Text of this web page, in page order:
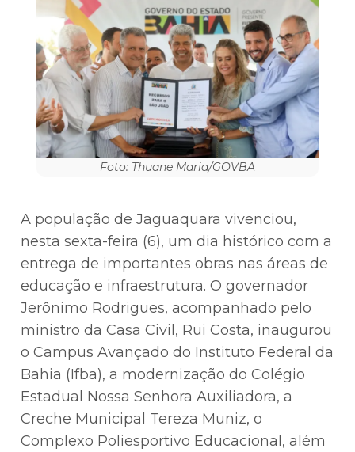
Foto: Thuane Maria/GOVBA
A população de Jaguaquara vivenciou,
nesta sexta-feira (6), um dia histórico com a
entrega de importantes obras nas áreas de
educação e infraestrutura. O governador
Jerônimo Rodrigues, acompanhado pelo
ministro da Casa Civil, Rui Costa, inaugurou
o Campus Avançado do Instituto Federal da
Bahia (Ifba), a modernização do Colégio
Estadual Nossa Senhora Auxiliadora, a
Creche Municipal Tereza Muniz, o
Complexo Poliesportivo Educacional, além